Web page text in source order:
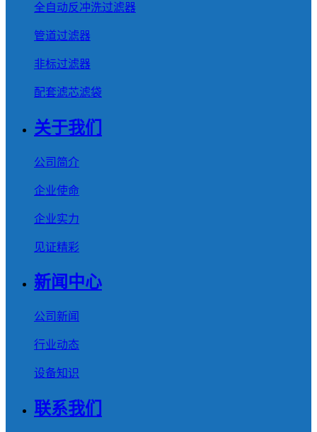
全自动反冲洗过滤器
管道过滤器
非标过滤器
配套滤芯滤袋
关于我们
公司简介
企业使命
企业实力
见证精彩
新闻中心
公司新闻
行业动态
设备知识
联系我们